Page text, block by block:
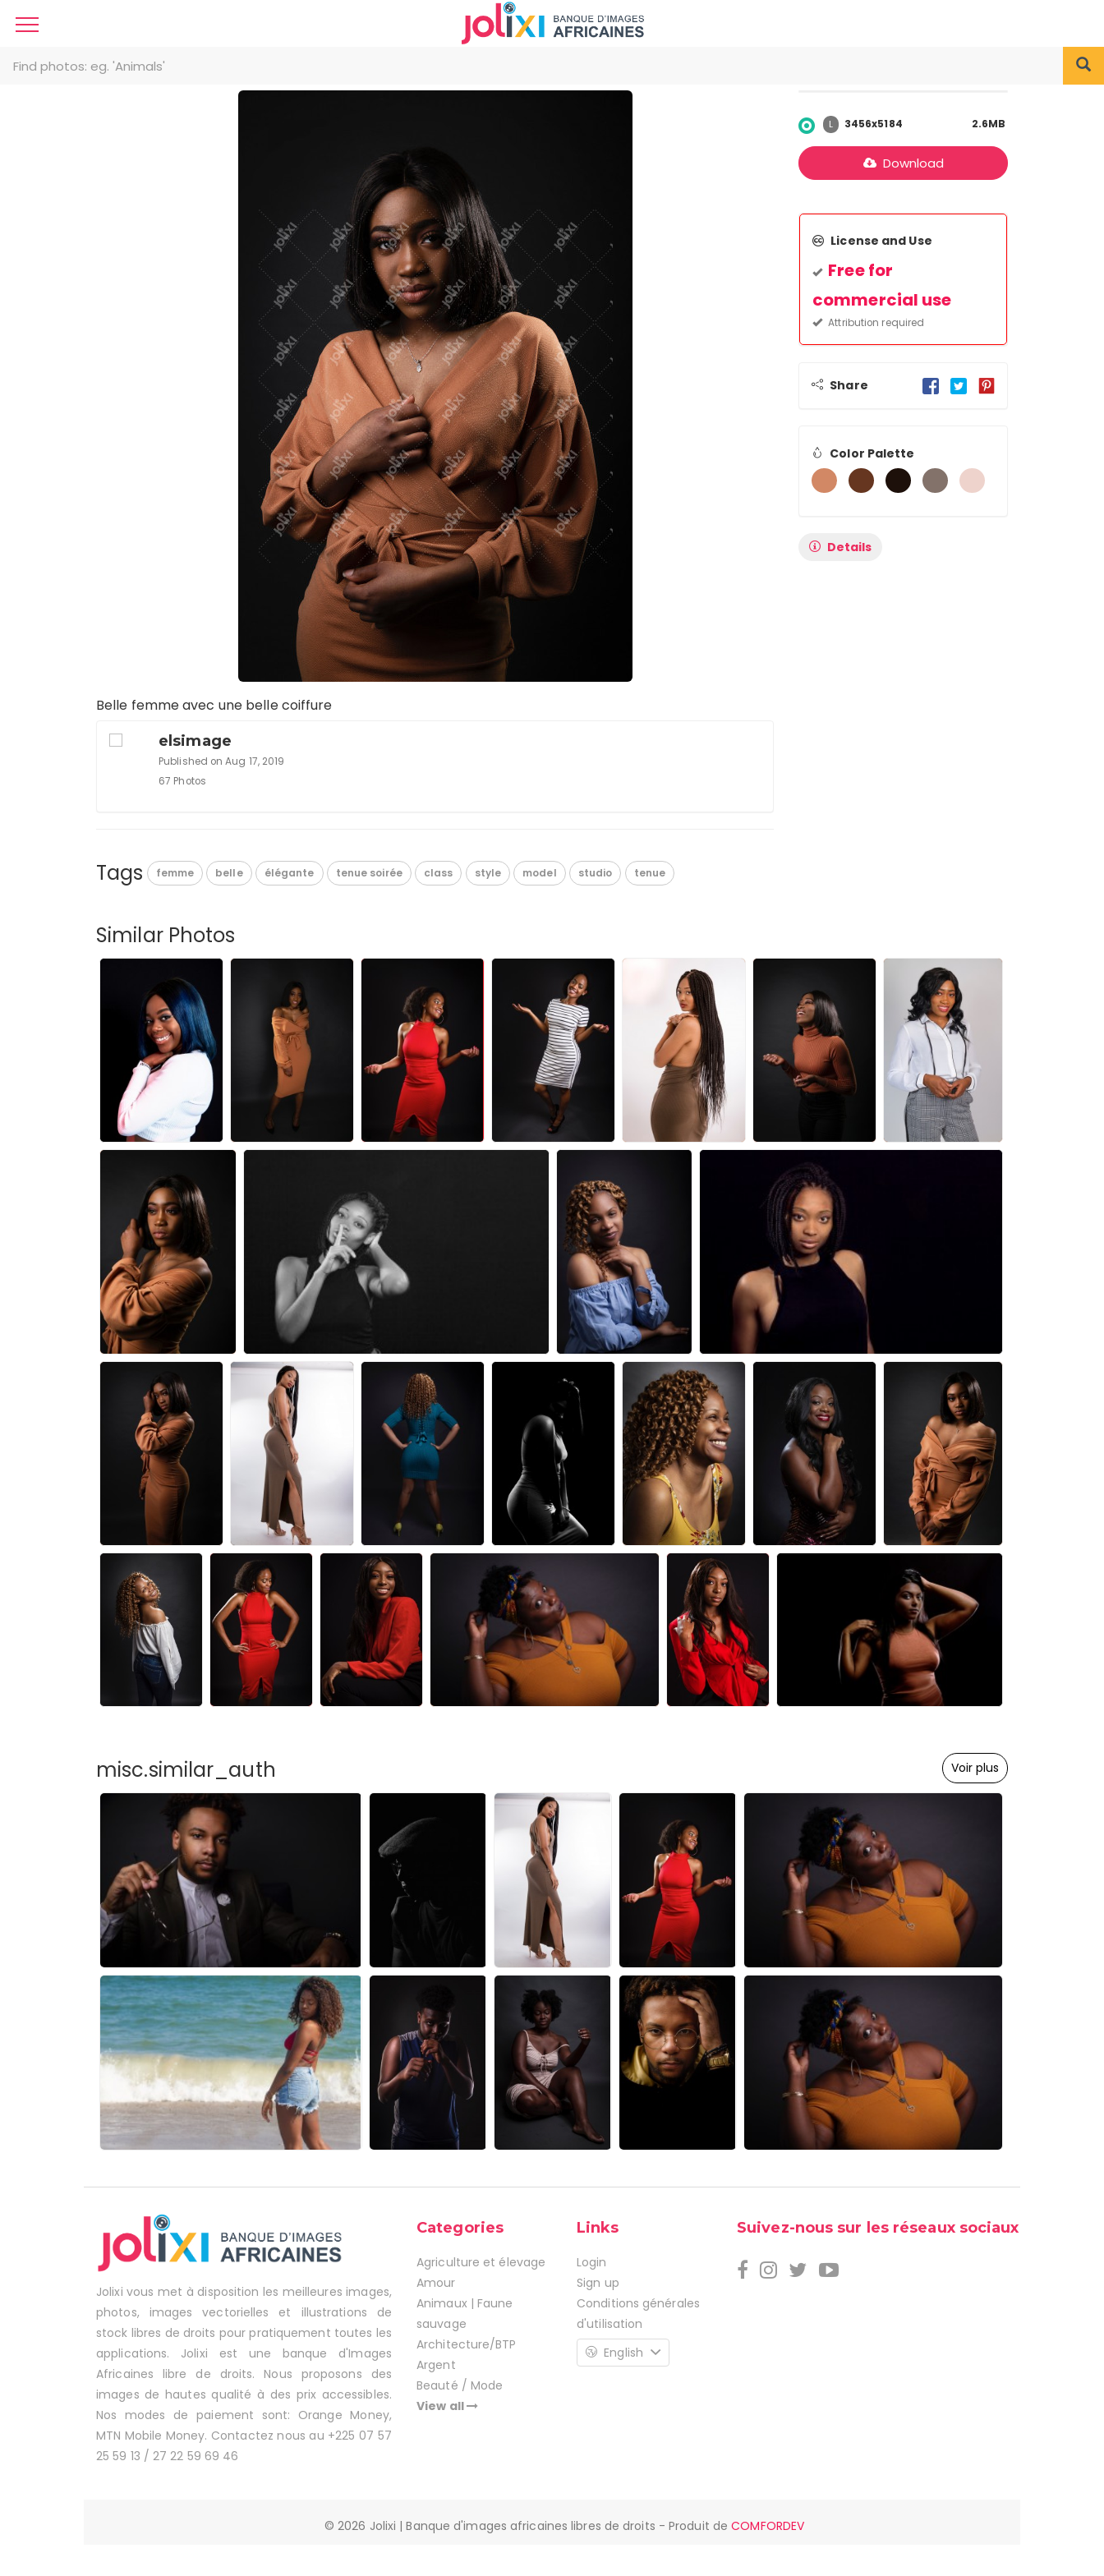
Belle femme avec une belle coiffure
elsimage
Published on Aug 17, 2019
67 Photos
Tags femme belle élégante tenue soirée class style model studio tenue
L 3456x5184 2.6MB
Download
License and Use
Free for
commercial use
Attribution required
Share
Color Palette
Details
Similar Photos
misc.similar_auth Voir plus
Jolixi vous met à disposition les meilleures images,
photos, images vectorielles et illustrations de
stock libres de droits pour pratiquement toutes les
applications. Jolixi est une banque d'Images
Africaines libre de droits. Nous proposons des
images de hautes qualité à des prix accessibles.
Nos modes de paiement sont: Orange Money,
MTN Mobile Money. Contactez nous au +225 07 57
25 59 13 / 27 22 59 69 46
Categories
Agriculture et élevage
Amour
Animaux | Faune
sauvage
Architecture/BTP
Argent
Beauté / Mode
View all
Links
Login
Sign up
Conditions générales
d'utilisation
English
Suivez-nous sur les réseaux sociaux
© 2026 Jolixi | Banque d'images africaines libres de droits - Produit deCOMFORDEV